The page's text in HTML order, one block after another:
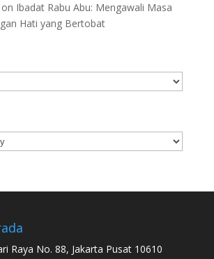
on Ibadat Rabu Abu: Mengawali Masa
Hati yang Bertobat
Raya No. 88, Jakarta Pusat 10610